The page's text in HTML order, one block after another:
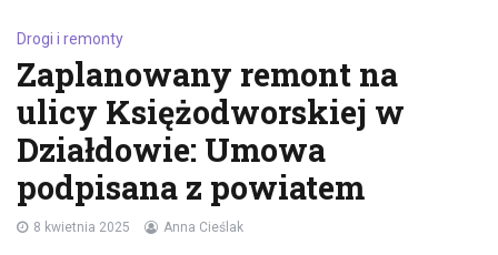
Drogi i remonty
Zaplanowany remont na
ulicy Księżodworskiej w
Działdowie: Umowa
podpisana z powiatem
8 kwietnia 2025 Anna Cieślak